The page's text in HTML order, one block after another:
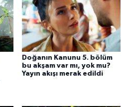
Doğanın Kanunu 5. bölüm
bu akşam var mı, yok mu?
Yayın akışı merak edildi